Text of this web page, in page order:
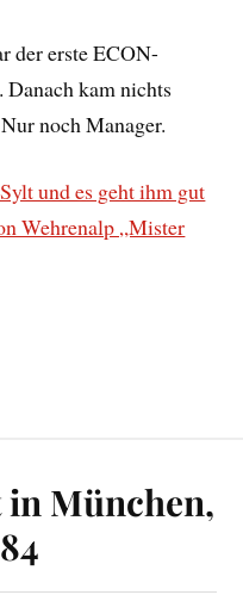
der erste ECON-
kam nichts
noch Manager.
und es geht ihm gut
Wehrenalp „Mister
in München,